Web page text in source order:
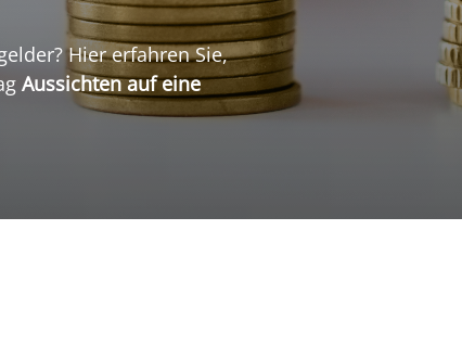
Hier erfahren Sie,
Aussichten auf eine